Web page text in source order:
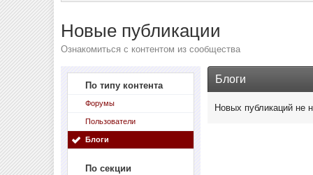
Новые публикации
Ознакомиться с контентом из сообщества
По типу контента
Форумы
Пользователи
Блоги
По секции
Блоги
Новых публикаций не